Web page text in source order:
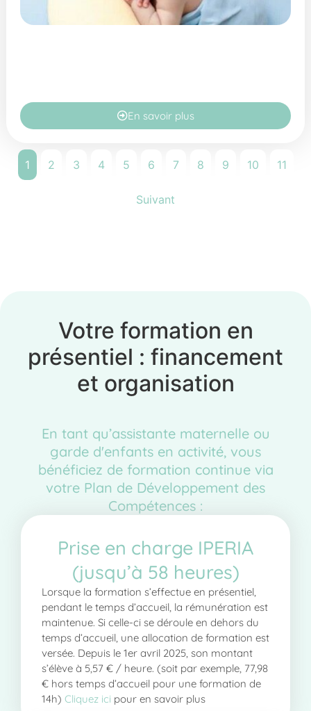
En savoir plus
1 2 3 4 5 6 7 8 9 10 11
Suivant
Votre formation en
présentiel : financement
et organisation
En tant qu’assistante maternelle ou
garde d'enfants en activité, vous
bénéficiez de formation continue via
votre Plan de Développement des
Compétences :
Prise en charge IPERIA
(jusqu’à 58 heures)
Lorsque la formation s’effectue en présentiel,
pendant le temps d’accueil, la rémunération est
maintenue. Si celle-ci se déroule en dehors du
temps d’accueil, une allocation de formation est
versée. Depuis le 1er avril 2025, son montant
s’élève à 5,57 € / heure. (soit par exemple, 77,98
€ hors temps d’accueil pour une formation de
14h) Cliquez ici pour en savoir plus